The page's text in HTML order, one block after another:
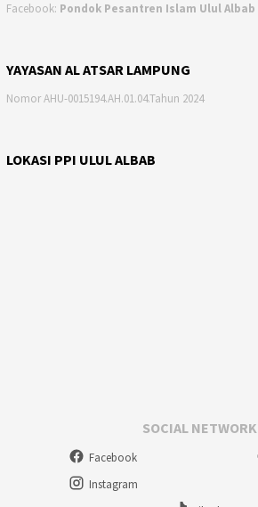
Facebook: Pondok Pesantren Islam Ulul Albab
YAYASAN AL ATSAR LAMPUNG
Nomor AHU-0015194.AH.01.04.Tahun 2024
LOKASI PPI ULUL ALBAB
SOCIAL NETWORK
Facebook
Instagram